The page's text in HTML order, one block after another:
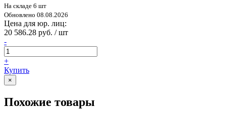
На складе 6 шт
Обновлено 08.08.2026
Цена для юр. лиц:
20 586.28 руб. / шт
-
+
Купить
×
Похожие товары